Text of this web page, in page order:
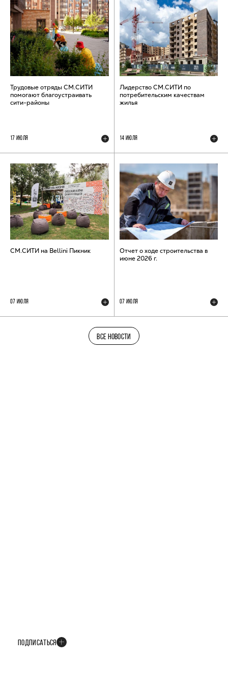
Трудовые отряды СМ.СИТИ
помогают благоустраивать
сити-районы
17 ИЮЛЯ
Лидерство СМ.СИТИ по
потребительским качествам
жилья
14 ИЮЛЯ
СМ.СИТИ на Bellini Пикник
07 ИЮЛЯ
Отчет о ходе строительства в
июне 2026 г.
07 ИЮЛЯ
ВСЕ НОВОСТИ
ПОДПИСАТЬСЯ